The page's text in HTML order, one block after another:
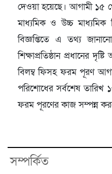
দেওয়া হয়েছে। আগামী ১৫
মাধ্যমিক ও উচ্চ মাধ্যমিক
বিজ্ঞপ্তিতে এ তথ্য
শিক্ষাপ্রতিষ্ঠান প্রধানের
বিলম্ব ফিসহ ফরম পূরণ
পরিশোধের সর্বশেষ তারিখ
ফরম পূরণের কাজ সম্পন্ন
সম্পর্কিত